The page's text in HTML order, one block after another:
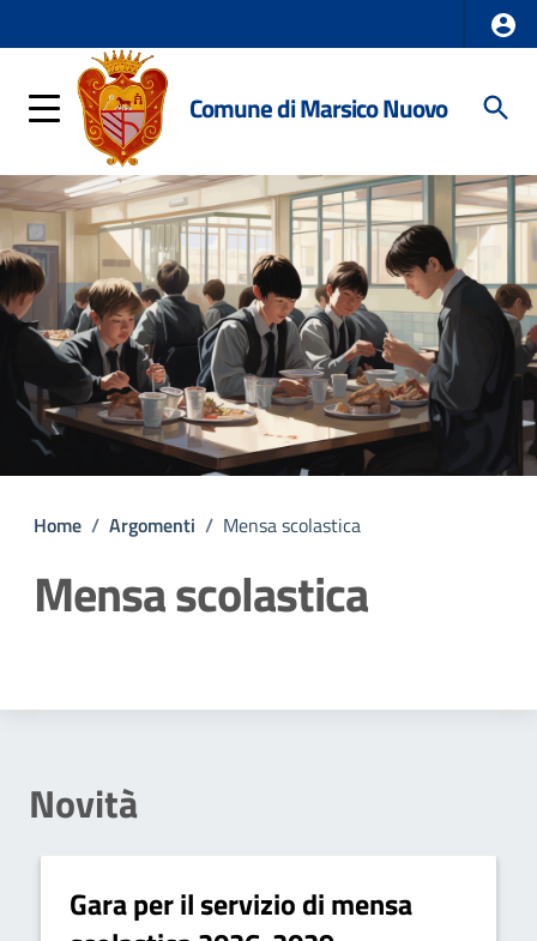
Comune di Marsico Nuovo
Home / Argomenti / Mensa scolastica
Mensa scolastica
Novità
Gara per il servizio di mensa